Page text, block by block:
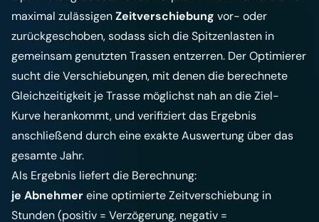
maximal zulässigenZeitverschiebung vor- oder
zurückgeschoben, sodass sich die Spitzenlasten in
gemeinsam genutzten Trassen entzerren. Der Optimierer
sucht die Verschiebungen, mit denen die berechnete
Gleichzeitigkeit je Trasse möglichst nah an die Ziel-
Kurve herankommt, und verifiziert das Ergebnis
anschließend durch eine exakte Auswertung über das
gesamte Jahr.
Als Ergebnis liefert die Berechnung:
je Abnehmereine optimierte Zeitverschiebung in
Stunden (positiv = Verzögerung, negativ =